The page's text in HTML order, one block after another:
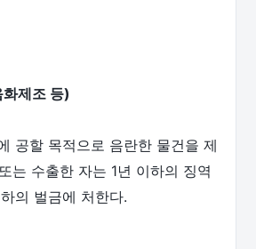
제조 등)
공할 목적으로 음란한 물건을 제
는 수출한 자는 1년 이하의 징역
의 벌금에 처한다.